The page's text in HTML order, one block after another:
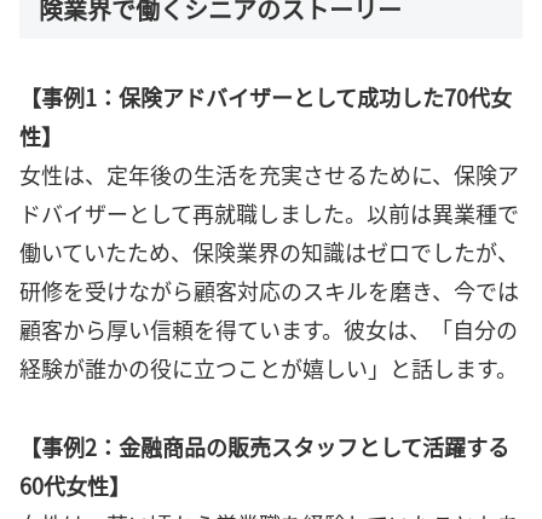
険業界で働くシニアのストーリー
【事例1：保険アドバイザーとして成功した70代女
性】
女性は、定年後の生活を充実させるために、保険ア
ドバイザーとして再就職しました。以前は異業種で
働いていたため、保険業界の知識はゼロでしたが、
研修を受けながら顧客対応のスキルを磨き、今では
顧客から厚い信頼を得ています。彼女は、「自分の
経験が誰かの役に立つことが嬉しい」と話します。
【事例2：金融商品の販売スタッフとして活躍する
60代女性】